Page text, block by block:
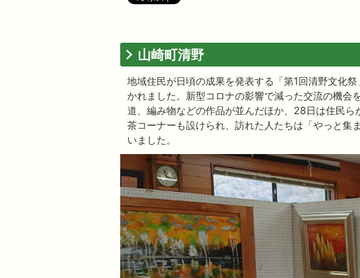
山崎町清野
地域住民が日頃の成果を発表する「第1回清野文化
かれました。新型コロナの影響で減った交流の機会
道、編み物などの作品が並んだほか、28日は住民
茶コーナーも設けられ、訪れた人たちは「やっと集
いました。